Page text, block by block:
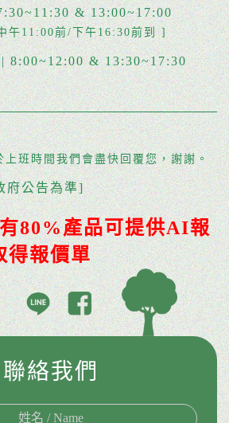
& 13:00~17:00
午11:00前/下午16:30前到 ]
8:00~12:00 & 13:30~17:30
班時間我們會盡快回覆您，謝謝。
府公告為準]
80%產品可提供AI報
得報價單
聯絡我們